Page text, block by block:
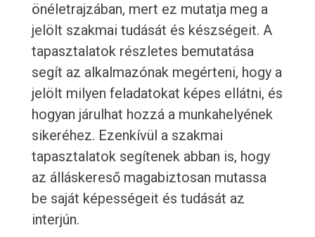
önéletrajzában, mert ez mutatja meg a
jelölt szakmai tudását és készségeit. A
tapasztalatok részletes bemutatása
segít az alkalmazónak megérteni, hogy a
jelölt milyen feladatokat képes ellátni, és
hogyan járulhat hozzá a munkahelyének
sikeréhez. Ezenkívül a szakmai
tapasztalatok segítenek abban is, hogy
az álláskereső magabiztosan mutassa
be saját képességeit és tudását az
interjún.